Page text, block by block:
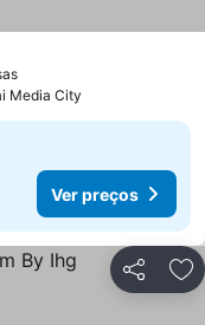
Media City
Ver preços
Partilhar